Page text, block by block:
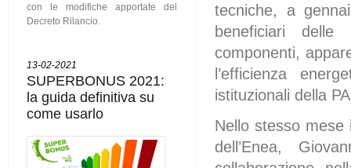
con le modifiche apportate del
Decreto Rilancio.
13-02-2021
SUPERBONUS 2021:
la guida definitiva su
come usarlo
tecniche, a
beneficiari delle
componenti,
l’efficienza
istituzionali della
Nello stesso mese
dell’Enea,